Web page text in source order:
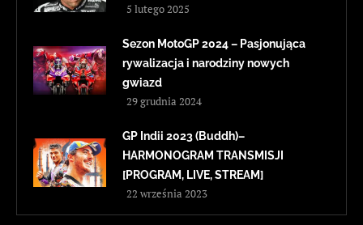
5 lutego 2025
Sezon MotoGP 2024 – Pasjonująca
rywalizacja i narodziny nowych
gwiazd
29 grudnia 2024
GP Indii 2023 (Buddh)–
HARMONOGRAM TRANSMISJI
[PROGRAM, LIVE, STREAM]
22 września 2023